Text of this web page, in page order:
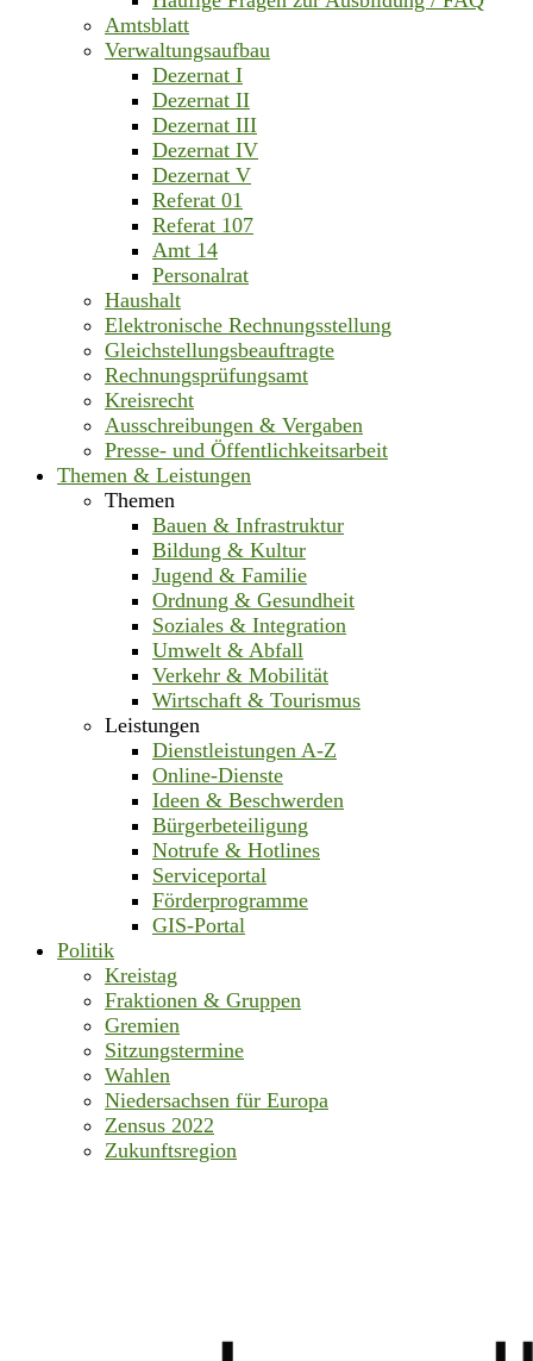
Amtsblatt
Verwaltungsaufbau
Dezernat I
Dezernat II
Dezernat III
Dezernat IV
Dezernat V
Referat 01
Referat 107
Amt 14
Personalrat
Haushalt
Elektronische Rechnungsstellung
Gleichstellungsbeauftragte
Rechnungsprüfungsamt
Kreisrecht
Ausschreibungen & Vergaben
Presse- und Öffentlichkeitsarbeit
Themen & Leistungen
Themen
Bauen & Infrastruktur
Bildung & Kultur
Jugend & Familie
Ordnung & Gesundheit
Soziales & Integration
Umwelt & Abfall
Verkehr & Mobilität
Wirtschaft & Tourismus
Leistungen
Dienstleistungen A-Z
Online-Dienste
Ideen & Beschwerden
Bürgerbeteiligung
Notrufe & Hotlines
Serviceportal
Förderprogramme
GIS-Portal
Politik
Kreistag
Fraktionen & Gruppen
Gremien
Sitzungstermine
Wahlen
Niedersachsen für Europa
Zensus 2022
Zukunftsregion